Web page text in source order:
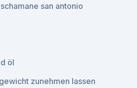
san antonio
öl
zunehmen lassen